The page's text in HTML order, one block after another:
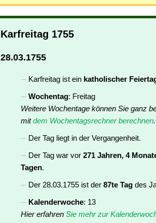
Karfreitag 1755
28.03.1755
Karfreitag ist ein katholischer
Wochentag: Freitag
Weitere Wochentage können Sie ganz
mitdem Wochentagsrechner berechnen.
Der Tag liegt in der Vergangenheit.
Der Tag war vor 271 Jahren, 4
Tagen.
Der 28.03.1755 ist der 87te Tag des
Kalenderwoche: 13
Hier erfahren Sie mehr zur